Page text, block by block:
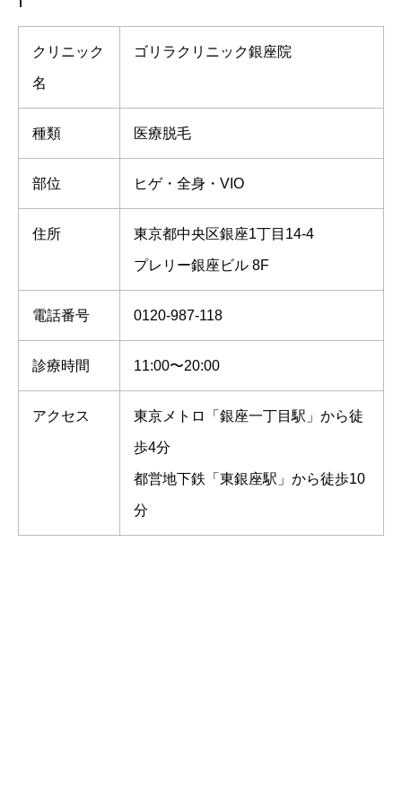
クリニック
名
ゴリラクリニック銀座院
種類 医療脱毛
部位 ヒゲ・全身・VIO
住所 東京都中央区銀座1丁目14-4
プレリー銀座ビル 8F
電話番号 0120-987-118
診療時間 11:00〜20:00
アクセス 東京メトロ「銀座一丁目駅」から徒
歩4分
都営地下鉄「東銀座駅」から徒歩10
分